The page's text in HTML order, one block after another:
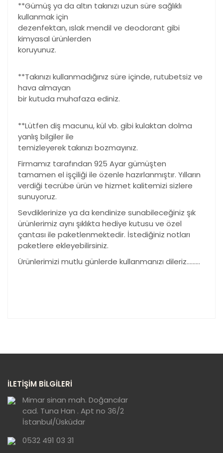
**Gümüş ya da altın takınızı uzun süre sağlıklı
kullanmak için
dezenfektan, ıslak mendil ve deodorant gibi
kimyasal ürünlerden
koruyunuz.
**Takınızı kullanmadığınız süre içinde, rutubetsiz ve
hava almayan
bir kutuda muhafaza ediniz.
**Lütfen diş macunu, kül vb. gibi kulaktan dolma
yanlış bilgiler ile
temizleyerek takınızı bozmayınız.
Firmamız tarafından 925 Ayar gümüşten
tamamen el işçiliği ile özenle hazırlanmıştır. Yılların
verdiği tecrübe ürün ve hizmet kalitemizi sizlere
sunuyoruz.
Sevdiklerinize ya da kendinize sunabileceğiniz şık
ürünlerimiz aynı şıklıkta hediye kutusu ve özel
çantası ile paketlenmektedir. İstediğiniz notları
paketlere ekleyebilirsiniz.
Ürünlerimizi mutlu günlerde kullanmanızı dileriz………
görüntülenemiyor.
Ürün açıklamasında eksik bilgiler bulunuyor.
Ürün bilgilerinde hatalar bulunuyor.
Ürün fiyatı diğer sitelerden daha pahalı.
Bu ürüne benzer farklı alternatifler olmalı.
İLETİŞİM BİLGİLERİ
Mimar sinan mah. Doğancılar
cad. Tuna Han . Apt no 36/2
İstanbul/Üsküdar
0532 491 03 31